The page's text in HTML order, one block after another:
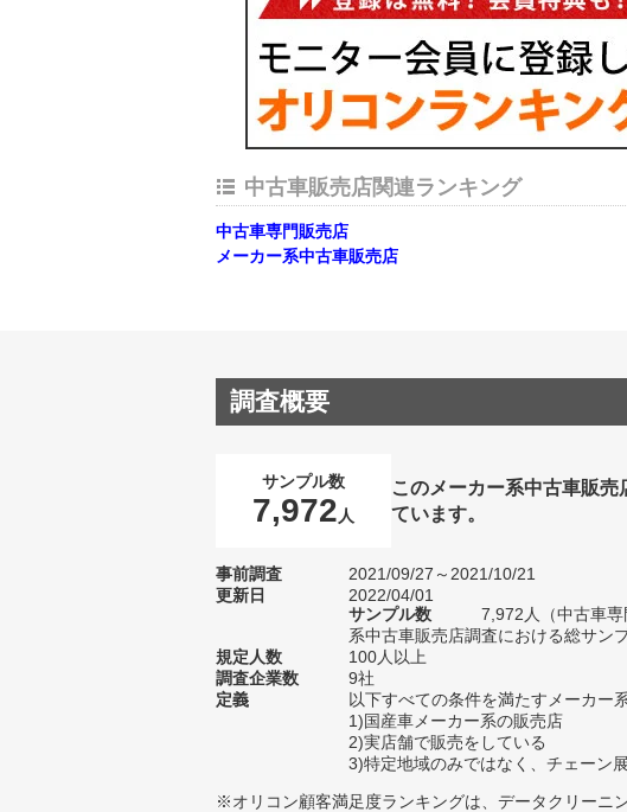
中古車販売店関連ランキング
中古車専門販売店
メーカー系中古車販売店
調査概要
サンプル数
7,972 人
このメーカー系中古車販
ています。
事前調査
2021/09/27～2021/10/21
更新日
2022/04/01
サンプル数
7,972人（中古車
系中古車販売店調査における総サン
規定人数
100人以上
調査企業数
9社
定義
以下すべての条件を満たすメーカー
1)国産車メーカー系の販売店
2)実店舗で販売をしている
3)特定地域のみではなく、チェーン
※オリコン顧客満足度ランキングは、データクリーニ